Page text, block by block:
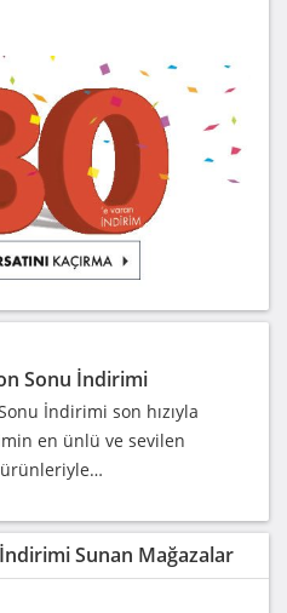
Sonu İndirimi
İndirimi son hızıyla
en ünlü ve sevilen
ürünleriyle…
Sunan Mağazalar